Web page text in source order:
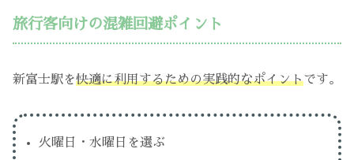
旅行客向けの混雑回避ポイント
新富士駅を快適に利用するための実践的なポイントです。
火曜日・水曜日を選ぶ